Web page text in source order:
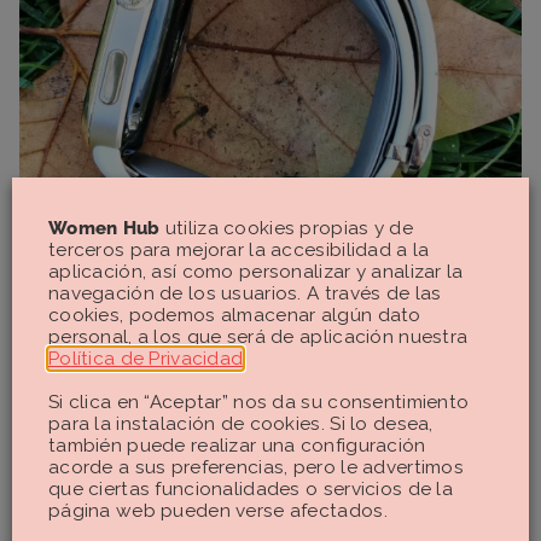
Women Hub utiliza cookies propias y de
terceros para mejorar la accesibilidad a la
aplicación, así como personalizar y analizar la
navegación de los usuarios. A través de las
cookies, podemos almacenar algún dato
personal, a los que será de aplicación nuestra
Política de Privacidad
Si clica en “Aceptar” nos da su consentimiento
para la instalación de cookies. Si lo desea,
también puede realizar una configuración
acorde a sus preferencias, pero le advertimos
que ciertas funcionalidades o servicios de la
página web pueden verse afectados.